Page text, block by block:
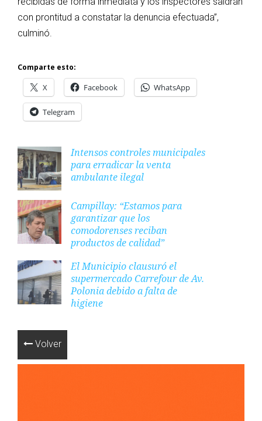
con prontitud a constatar la denuncia efectuada”,
culminó.
Comparte esto:
X Facebook WhatsApp
Telegram
Intensos controles municipales
para erradicar la venta
ambulante ilegal
Campillay: “Estamos para
garantizar que los
comodorenses reciban
productos de calidad”
El Municipio clausuró el
supermercado Carrefour de Av.
Polonia debido a falta de
higiene
Volver